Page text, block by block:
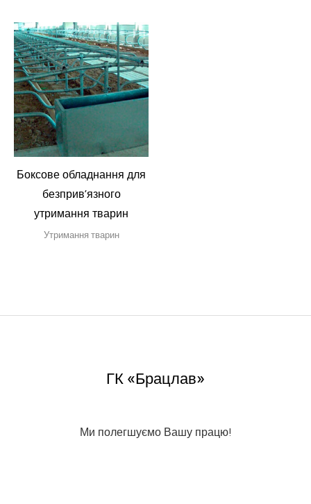
Боксове обладнання для
безприв’язного
утримання тварин
Утримання тварин
ГК «Брацлав»
Ми полегшуємо Вашу працю!